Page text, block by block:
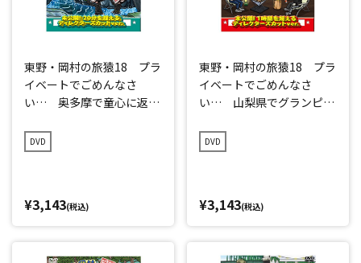
東野・岡村の旅猿18 プラ
イベートでごめんなさ
い… 奥多摩で童心に返っ
完全版
DVD
¥3,143(税込)
東野・岡村の旅猿18 プラ
イベートでごめんなさ
い… 山梨県でグランピン
DVD
¥3,143(税込)